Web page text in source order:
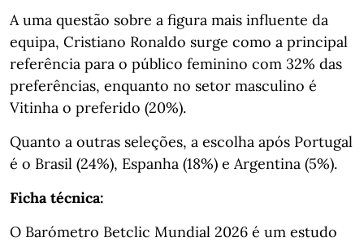
A uma questão sobre a figura mais influente da
equipa, Cristiano Ronaldo surge como a principal
referência para o público feminino com 32% das
preferências, enquanto no setor masculino é
Vitinha o preferido (20%).
Quanto a outras seleções, a escolha após Portugal
é o Brasil (24%), Espanha (18%) e Argentina (5%).
Ficha técnica:
O Barómetro Betclic Mundial 2026 é um estudo